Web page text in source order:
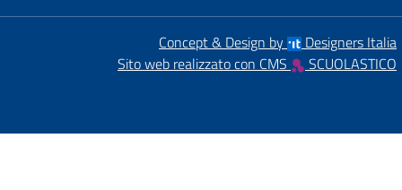
Concept & Design by
Designers Italia
Sito web realizzato con CMS
SCUOLASTICO